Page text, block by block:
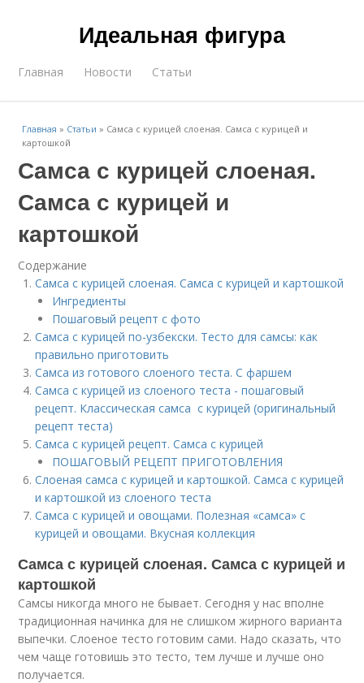
Идеальная фигура
Главная Новости Статьи
Главная » Статьи » Самса с курицей слоеная. Самса с курицей и
картошкой
Самса с курицей слоеная.
Самса с курицей и
картошкой
Содержание
Самса с курицей слоеная. Самса с курицей и картошкой
Ингредиенты
Пошаговый рецепт с фото
Самса с курицей по-узбекски. Тесто для самсы: как
правильно приготовить
Самса из готового слоеного теста. С фаршем
Самса с курицей из слоеного теста - пошаговый
рецепт. Классическая самса с курицей (оригинальный
рецепт теста)
Самса с курицей рецепт. Самса с курицей
ПОШАГОВЫЙ РЕЦЕПТ ПРИГОТОВЛЕНИЯ
Слоеная самса с курицей и картошкой. Самса с курицей
и картошкой из слоеного теста
Самса с курицей и овощами. Полезная «самса» с
курицей и овощами. Вкусная коллекция
Самса с курицей слоеная. Самса с курицей и
картошкой
Самсы никогда много не бывает. Сегодня у нас вполне
традиционная начинка для не слишком жирного варианта
выпечки. Слоеное тесто готовим сами. Надо сказать, что
чем чаще готовишь это тесто, тем лучше и лучше оно
получается.